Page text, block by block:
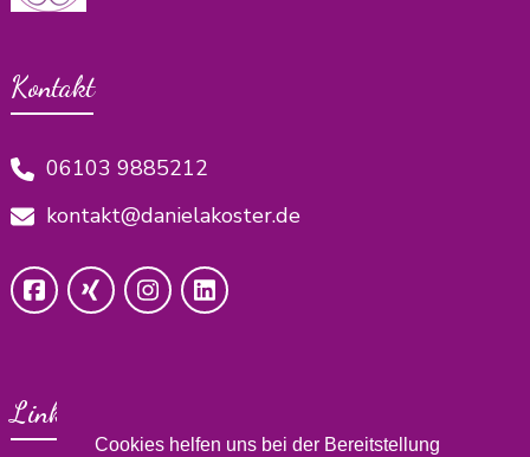
Cookies helfen uns bei der Bereitstellung
Kontakt
06103 9885212
kontakt@danielakoster.de
Links